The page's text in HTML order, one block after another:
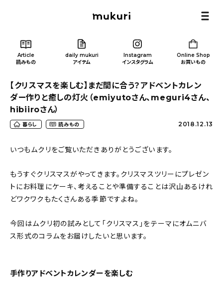
Article
読みもの
daily mukuri
アイテム
Instagram
インスタグラム
Online Shop
お買いもの
新着記事
おすすめの記事
【クリスマスを楽しむ】まだ間に合う？アドベントカレン
ダー作りと癒しの灯火（emiyutoさん、meguri4さん、
hibiiroさん）
暮らし 読みもの 2018.12.13
いつもムクリをご覧いただきありがとうございます。
もうすぐクリスマスがやってきます。クリスマスツリーにプレゼン
トにお料理にケーキ、考えることや準備することは沢山あるけれ
どワクワクもたくさんある季節ですよね。
今回はムクリ初の試みとして「クリスマス」をテーマにオムニバ
ス形式のコラムをお届けしたいと思います。
手作りアドベントカレンダーを楽しむ